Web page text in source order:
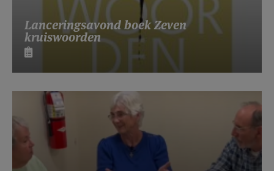
Lanceringsavond boek Zeven
kruiswoorden